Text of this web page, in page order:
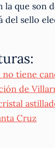
la que son
del sello
no tiene
de
Cruz